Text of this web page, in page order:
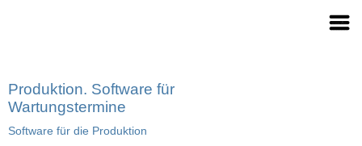
Produktion. Software für
Wartungstermine
Software für die Produktion